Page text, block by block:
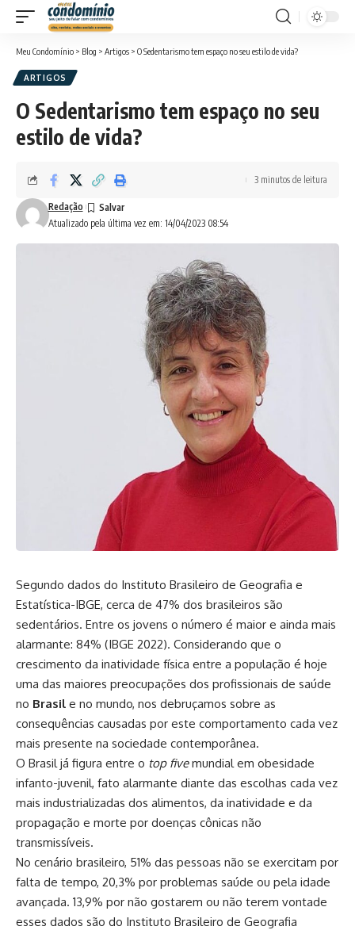
Meu Condomínio > Blog > Artigos > O Sedentarismo tem espaço no seu estilo de vida?
ARTIGOS
O Sedentarismo tem espaço no seu
estilo de vida?
Atualizado pela última vez em: 14/04/2023 08:54
Redação
3 minutos de leitura
Segundo dados do Instituto Brasileiro de Geografia e
Estatística-IBGE, cerca de 47% dos brasileiros são
sedentários. Entre os jovens o número é maior e ainda mais
alarmante: 84% (IBGE 2022). Considerando que o
crescimento da inatividade física entre a população é hoje
uma das maiores preocupações dos profissionais de saúde
no Brasil e no mundo, nos debruçamos sobre as
consequências causadas por este comportamento cada vez
mais presente na sociedade contemporânea.
O Brasil já figura entre o top fivemundial em obesidade
infanto-juvenil, fato alarmante diante das escolhas cada vez
mais industrializadas dos alimentos, da inatividade e da
propagação e morte por doenças cônicas não
transmissíveis.
No cenário brasileiro, 51% das pessoas não se exercitam por
falta de tempo, 20,3% por problemas saúde ou pela idade
avançada. 13,9% por não gostarem ou não terem vontade
esses dados são do Instituto Brasileiro de Geografia